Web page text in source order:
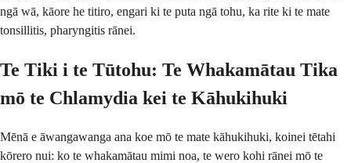
ngā wā, kāore he titiro, engari ki te puta ngā tohu, ka rite ki te mate
tonsillitis, pharyngitis rānei.
Te Tiki i te Tūtohu: Te Whakamātau Tika
mō te Chlamydia kei te Kāhukihuki
Mēnā e āwangawanga ana koe mō te mate kāhukihuki, koinei tētahi
kōrero nui: ko te whakamātau mimi noa, te wero kohi rānei mō te